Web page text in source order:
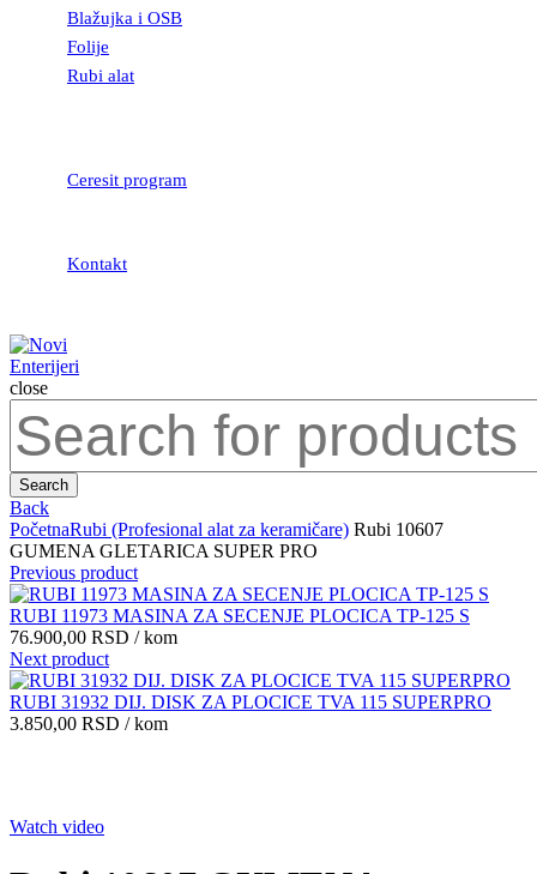
Blažujka i OSB
Folije
Rubi alat
Ceresit program
Kontakt
close
for:
Search
Back
PočetnaRubi (Profesional alat za keramičare) Rubi 10607
GUMENA GLETARICA SUPER PRO
Previous product
RUBI 11973 MASINA ZA SECENJE PLOCICA TP-125 S
76.900,00 RSD / kom
Next product
RUBI 31932 DIJ. DISK ZA PLOCICE TVA 115 SUPERPRO
3.850,00 RSD / kom
Watch video